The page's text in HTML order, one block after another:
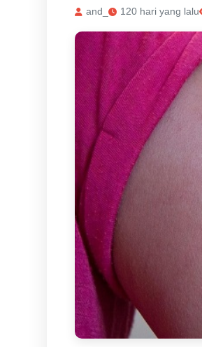
and_ 120 hari yang lalu